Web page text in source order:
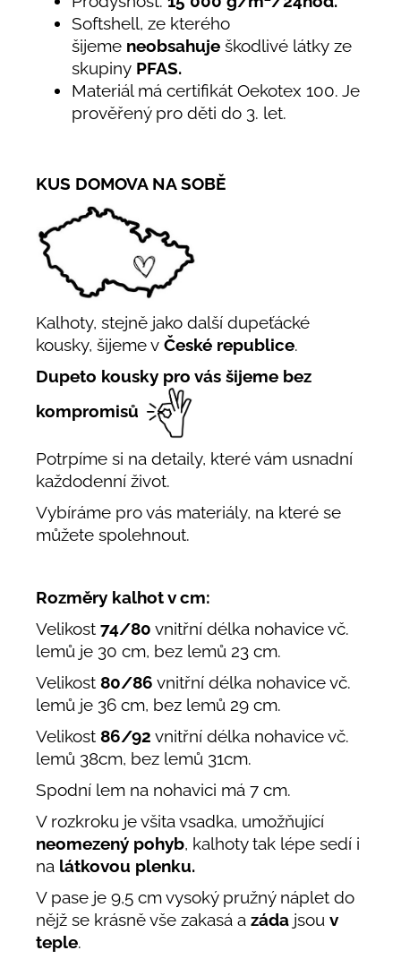
Softshell, ze kterého
šijeme neobsahuje škodlivé látky ze
skupiny PFAS.
Materiál má certifikát Oekotex 100. Je
prověřený pro děti do 3. let.
KUS DOMOVA NA SOBĚ
Kalhoty, stejně jako další dupeťácké
kousky, šijeme v České republice.
Dupeto kousky pro vás šijeme bez
kompromisů
Potrpíme si na detaily, které vám usnadní
každodenní život.
Vybíráme pro vás materiály, na které se
můžete spolehnout.
Rozměry kalhot v cm:
Velikost 74/80 vnitřní délka nohavice vč.
lemů je 30 cm, bez lemů 23 cm.
Velikost 80/86 vnitřní délka nohavice vč.
lemů je 36 cm, bez lemů 29 cm.
Velikost 86/92 vnitřní délka nohavice vč.
lemů 38cm, bez lemů 31cm.
Spodní lem na nohavici má 7 cm.
V rozkroku je všita vsadka, umožňující
neomezený pohyb, kalhoty tak lépe sedí i
na látkovou plenku.
V pase je 9,5 cm vysoký pružný náplet do
nějž se krásně vše zakasá a záda jsou v
teple.